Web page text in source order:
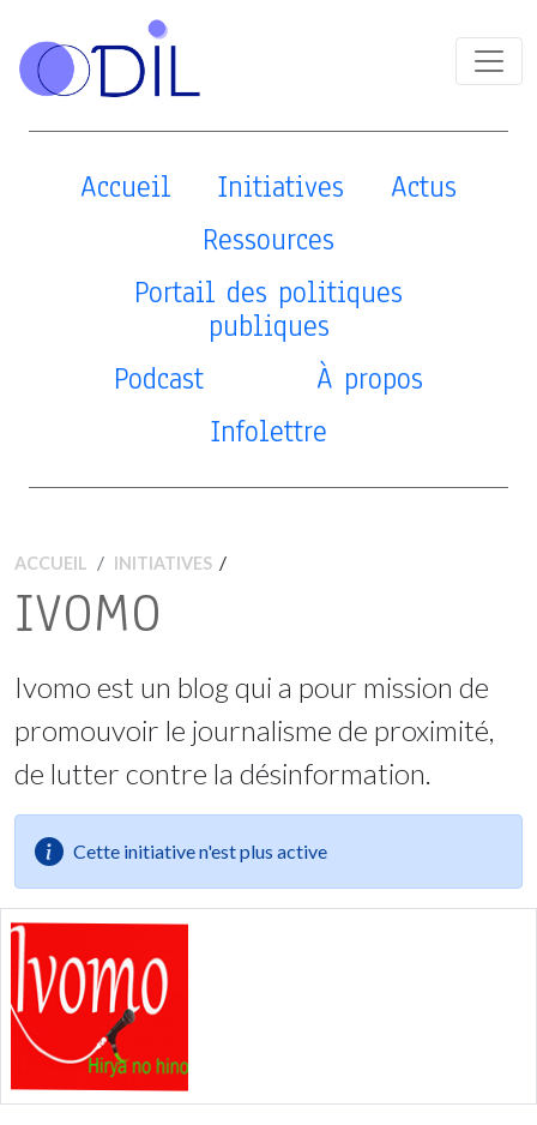
Accueil Initiatives
Actus
Ressources
Portail des politiques
publiques
Podcast
À propos
Infolettre
ACCUEIL INITIATIVES /
IVOMO
Ivomo est un blog qui a pour mission de
promouvoir le journalisme de proximité,
de lutter contre la désinformation.
Cette initiative n'est plus active